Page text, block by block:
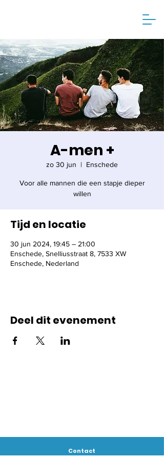
A-men +
zo 30 jun
  |
Enschede
Voor alle mannen die een stapje dieper
willen
Tijd en locatie
30 jun 2024, 19:45 – 21:00
Enschede, Snelliusstraat 8, 7533 XW
Enschede, Nederland
Deel dit evenement
Contact